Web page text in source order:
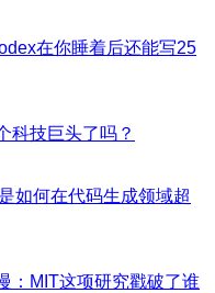
在你睡着后还能写25
科技巨头了吗？
如何在代码生成领域超
：MIT这项研究戳破了谁